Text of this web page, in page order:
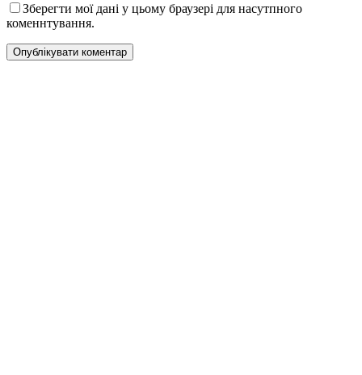
Зберегти мої дані у цьому браузері для насутпного
коменнтування.